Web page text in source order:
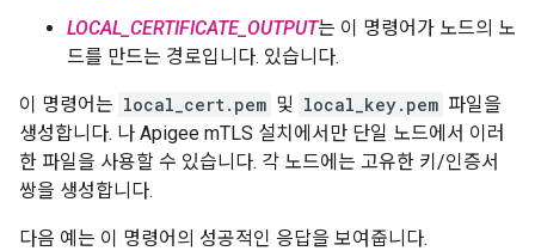
LOCAL_CERTIFICATE_OUTPUT는 이 명령어가 노드의 노
드를 만드는 경로입니다. 있습니다.
이 명령어는 local_cert.pem 및 local_key.pem 파일을
생성합니다. 나 Apigee mTLS 설치에서만 단일 노드에서 이러
한 파일을 사용할 수 있습니다. 각 노드에는 고유한 키/인증서
쌍을 생성합니다.
다음 예는 이 명령어의 성공적인 응답을 보여줍니다.